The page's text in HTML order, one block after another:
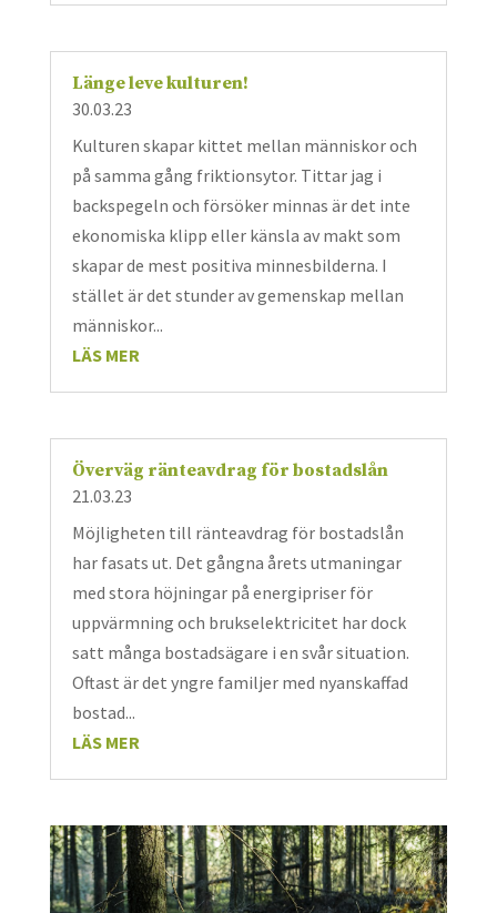
Länge leve kulturen!
30.03.23
Kulturen skapar kittet mellan människor och
på samma gång friktionsytor. Tittar jag i
backspegeln och försöker minnas är det inte
ekonomiska klipp eller känsla av makt som
skapar de mest positiva minnesbilderna. I
stället är det stunder av gemenskap mellan
människor...
LÄS MER
Överväg ränteavdrag för bostadslån
21.03.23
Möjligheten till ränteavdrag för bostadslån
har fasats ut. Det gångna årets utmaningar
med stora höjningar på energipriser för
uppvärmning och brukselektricitet har dock
satt många bostadsägare i en svår situation.
Oftast är det yngre familjer med nyanskaffad
bostad...
LÄS MER